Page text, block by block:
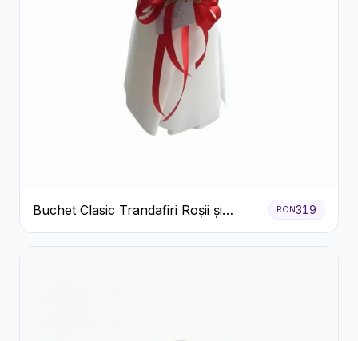
Buchet Clasic Trandafiri Roșii și
Eucalipt
RON319